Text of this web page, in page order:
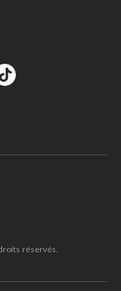
réservés.